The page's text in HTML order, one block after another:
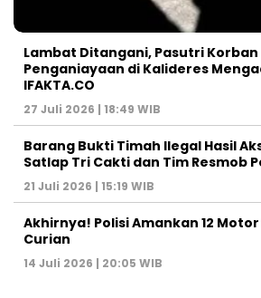
Lambat Ditangani, Pasutri Korban
Penganiayaan di Kalideres
IFAKTA.CO
27 Juli 2026 | 18:49 WIB
Barang Bukti Timah Ilegal Hasil
Satlap Tri Cakti dan Tim Resmob
21 Juli 2026 | 15:19 WIB
Akhirnya! Polisi Amankan 12
Curian
14 Juli 2026 | 20:05 WIB